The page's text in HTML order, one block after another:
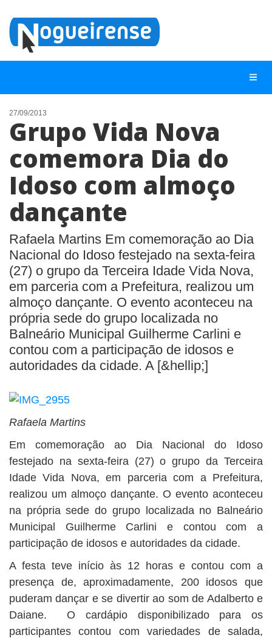
NOTÍCIAS
LISTA DIGITAL
TELEFONES ÚTEIS
CONTATO
ANUNCIE
BUSCAR
27/09/2013
Grupo Vida Nova
comemora Dia do
Idoso com almoço
dançante
Rafaela Martins Em comemoração ao Dia
Nacional do Idoso festejado na sexta-feira
(27) o grupo da Terceira Idade Vida Nova,
em parceria com a Prefeitura, realizou um
almoço dançante. O evento aconteceu na
própria sede do grupo localizada no
Balneário Municipal Guilherme Carlini e
contou com a participação de idosos e
autoridades da cidade. A [&hellip;]
Rafaela Martins
Em comemoração ao Dia Nacional do Idoso
festejado na sexta-feira (27) o grupo da Terceira
Idade Vida Nova, em parceria com a Prefeitura,
realizou um almoço dançante. O evento aconteceu
na própria sede do grupo localizada no Balneário
Municipal Guilherme Carlini e contou com a
participação de idosos e autoridades da cidade.
A festa teve início às 12 horas e contou com a
presença de, aproximadamente, 200 idosos que
puderam dançar e se divertir ao som de Adalberto e
Daiane. O cardápio disponibilizado para os
participantes contou com variedades de salada,